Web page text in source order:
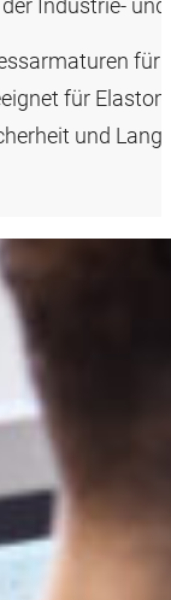
Industrie-
für
für
und